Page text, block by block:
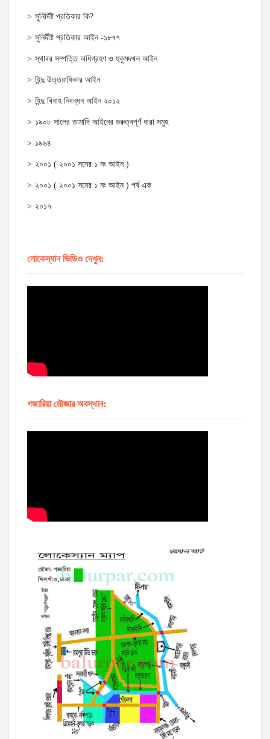
সুনির্দিষ্ট প্রতিকার কি?
সুনির্দীষ্ট প্রতিকার আইন -১৮৭৭
স্থাবর সম্পত্তি অধিগ্রহণ ও হুকুমদখল আইন
হিন্দু উত্তরাধিকার আইন
হিন্দু বিবাহ নিবন্ধন আইন ২০১২
১৯০৮ সালের তামাদি আইনের গুরুত্বপূর্ণ ধারা সমুহ
১৯৬৪
২০০১ ( ২০০১ সনের ১ নং আইন )
২০০১ ( ২০০১ সনের ১ নং আইন ) পর্ব এক
২০১৭
লোকেস্যান ভিডিও দেখুন:
গজারিয়া মৌজার অবস্থান: